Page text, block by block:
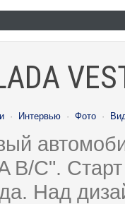
· Интервью · Фото ·
B/C".
Над